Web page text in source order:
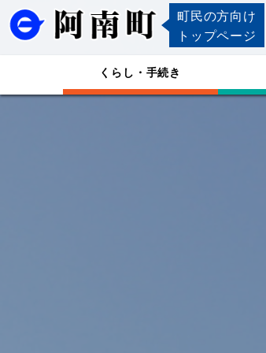
町民の方向け
トップページ
くらし・手続き